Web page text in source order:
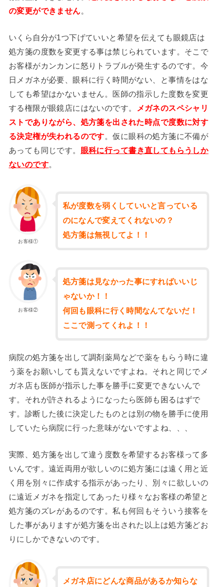
の変更ができません
いくら自分が1つ下げていいと希望を伝えても眼鏡店は
処方箋の度数を変更する事は禁じられています。そこで
お客様がカンカンに怒りトラブルが発生するのです。今
日メガネが必要、眼科に行く時間がない、と事情をはな
しても希望はかないません。医師の指示した度数を変更
する権限が眼鏡店にはないのです。
メガネのスペシャリ
ストでありながら、処方箋を出された時点で度数に対す
る決定権が失われるのです。仮に眼科の処方箋に不備が
あっても同じです。 眼科に行って書き直してもらうしか
ないのです。
お客様①
私が度数を弱くしていいと言っている
のになんで変えてくれないの？
処方箋は無視してよ！！
お客様②
処方箋は見なかった事にすればいいじ
ゃないか！！
何回も眼科に行く時間なんてないだ！
ここで測ってくれよ！！
病院の処方箋を出して調剤薬局などで薬をもらう時に違
う薬をお願いしても貰えないですよね。それと同じでメ
ガネ店も医師が指示した事を勝手に変更できないんで
す。それが許されるようになったら医師も困るはずで
す。診断した後に決定したものとは別の物を勝手に使用
していたら病院に行った意味がないですよね、、、
実際、処方箋を出して違う度数を希望するお客様って多
いんです。遠近両用が欲しいのに処方箋には遠く用と近
く用を別々に作成する指示があったり、別々に欲しいの
に遠近メガネを指定してあったり様々なお客様の希望と
処方箋のズレがあるのです。私も何回もそういう接客を
した事がありますが処方箋を出された以上は処方箋どお
りにしかできないのです。
メガネ店にどんな商品があるか知らな